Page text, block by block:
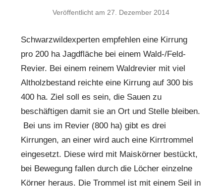
Veröffentlicht am 27. Dezember 2014
Schwarzwildexperten empfehlen eine Kirrung
pro 200 ha Jagdfläche bei einem Wald-/Feld-
Revier. Bei einem reinem Waldrevier mit viel
Altholzbestand reichte eine Kirrung auf 300 bis
400 ha. Ziel soll es sein, die Sauen zu
beschäftigen damit sie an Ort und Stelle bleiben.
Bei uns im Revier (800 ha) gibt es drei
Kirrungen, an einer wird auch eine Kirrtrommel
eingesetzt. Diese wird mit Maiskörner bestückt,
bei Bewegung fallen durch die Löcher einzelne
Körner heraus. Die Trommel ist mit einem Seil in